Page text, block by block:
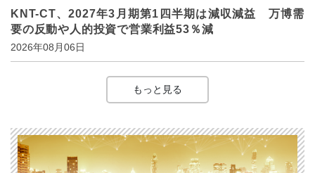
KNT-CT、2027年3月期第1四半期は減収減益 万博需
要の反動や人的投資で営業利益53％減
2026年08月06日
もっと見る